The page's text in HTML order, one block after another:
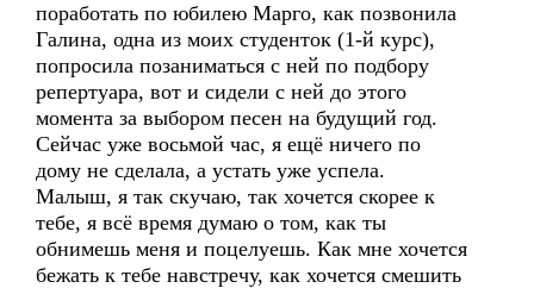
поработать по юбилею Марго, как позвонила
Галина, одна из моих студенток (1-й курс),
попросила позаниматься с ней по подбору
репертуара, вот и сидели с ней до этого
момента за выбором песен на будущий год.
Сейчас уже восьмой час, я ещё ничего по
дому не сделала, а устать уже успела.
Малыш, я так скучаю, так хочется скорее к
тебе, я всё время думаю о том, как ты
обнимешь меня и поцелуешь. Как мне хочется
бежать к тебе навстречу, как хочется смешить